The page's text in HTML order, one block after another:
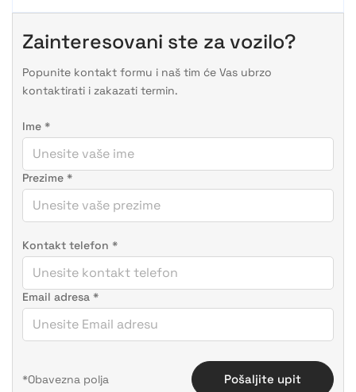
Zainteresovani ste za vozilo?
Popunite kontakt formu i naš tim će Vas ubrzo
kontaktirati i zakazati termin.
Ime *
Prezime *
Kontakt telefon *
Email adresa *
Pošaljite upit